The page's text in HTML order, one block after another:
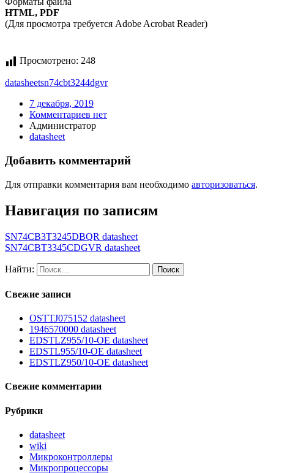
HTML, PDF
(Для просмотра требуется Adobe Acrobat Reader)
Просмотрено: 248
datasheetsn74cbt3244dgvr
7 декабря, 2019
Комментариев нет
Администратор
datasheet
Добавить комментарий
Для отправки комментария вам необходимо авторизоваться.
Навигация по записям
SN74CB3T3245DBQR datasheet
SN74CBT3345CDGVR datasheet
Найти:
Свежие записи
OSTTJ075152 datasheet
1946570000 datasheet
EDSTLZ955/10-OE datasheet
EDSTL955/10-OE datasheet
EDSTLZ950/10-OE datasheet
Свежие комментарии
Рубрики
datasheet
wiki
Микроконтроллеры
Микропроцессоры